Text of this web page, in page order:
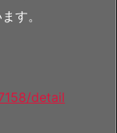
す。
detail